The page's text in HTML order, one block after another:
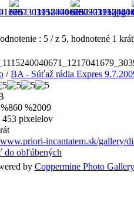
: 5 / z 5, hodnotené 1
/BA - Súťaž rádia Expres
%2009
453 pixelelov
incantatem.sk/gallery/
do obľúbených
by Coppermine Photo Gallery